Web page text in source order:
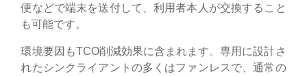
便などで端末を送付して、利用者本人が交換すること
も可能です。
環境要因もTCO削減効果に含まれます。専用に設計さ
れたシンクライアントの多くはファンレスで、通常の